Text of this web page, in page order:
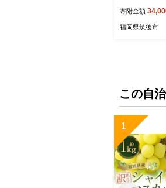
寄附金額
福岡県筑後市
この自
1